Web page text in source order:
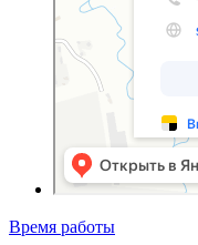
Время работы